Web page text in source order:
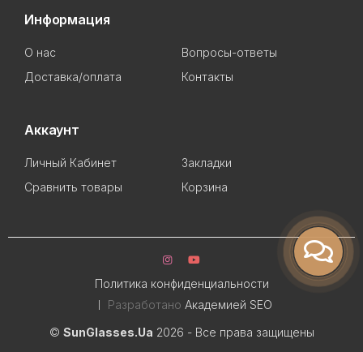
Информация
О нас
Вопросы-ответы
Доставка/оплата
Контакты
Аккаунт
Личный Кабинет
Закладки
Сравнить товары
Корзина
© SunGlasses.Ua 2026 - Все права защищены
Политика конфиденциальности
Разработано Академией SEO